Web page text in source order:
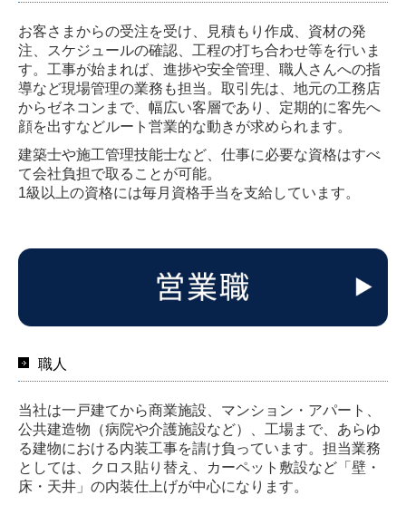
お客さまからの受注を受け、見積もり作成、資材の発
注、スケジュールの確認、工程の打ち合わせ等を行いま
す。工事が始まれば、進捗や安全管理、職人さんへの指
導など現場管理の業務も担当。取引先は、地元の工務店
からゼネコンまで、幅広い客層であり、定期的に客先へ
顔を出すなどルート営業的な動きが求められます。
建築士や施工管理技能士など、仕事に必要な資格はすべ
て会社負担で取ることが可能。
1級以上の資格には毎月資格手当を支給しています。
職人
当社は一戸建てから商業施設、マンション・アパート、
公共建造物（病院や介護施設など）、工場まで、あらゆ
る建物における内装工事を請け負っています。担当業務
としては、クロス貼り替え、カーペット敷設など「壁・
床・天井」の内装仕上げが中心になります。